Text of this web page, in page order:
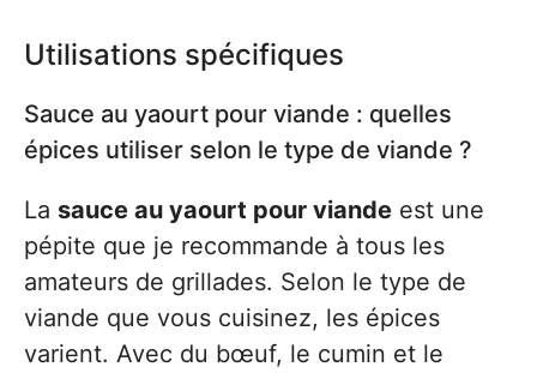
Utilisations spécifiques
Sauce au yaourt pour viande : quelles
épices utiliser selon le type de viande ?
La sauce au yaourt pour viande est une
pépite que je recommande à tous les
amateurs de grillades. Selon le type de
viande que vous cuisinez, les épices
varient. Avec du bœuf, le cumin et le